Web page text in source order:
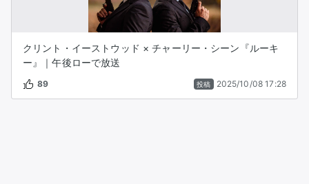
クリント・イーストウッド × チャーリー・シーン『ルーキ
ー』｜午後ローで放送
89 投稿 2025/10/08 17:28